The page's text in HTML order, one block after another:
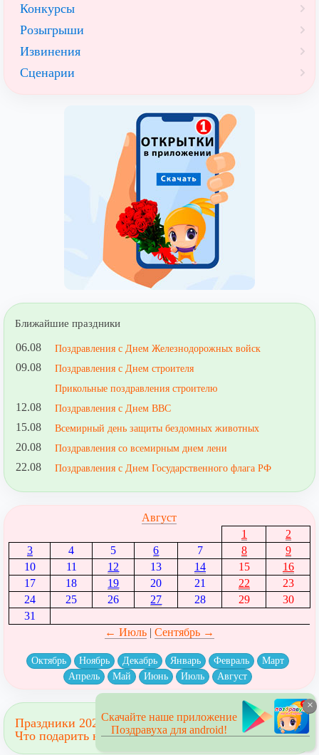
Конкурсы
Розыгрыши
Извинения
Сценарии
Ближайшие праздники
06.08 Поздравления с Днем Железнодорожных войск
09.08
Поздравления с Днем строителя
Прикольные поздравления строителю
12.08 Поздравления с Днем ВВС
15.08 Всемирный день защиты бездомных животных
20.08 Поздравления со всемирным днем лени
22.08 Поздравления с Днем Государственного флага РФ
Август
1
2
3
4 5 6 7 8
9
10
11 12 13 14 15
16
17
18 19 20 21 22
23
24
25 26 27 28 29
30
31
← Июль| Сентябрь →
Октябрь Ноябрь Декабрь Январь Февраль
Март
Апрель
Май Июнь Июль Август
Праздники 2023
Что подарить на праздник?
×
Скачайте наше приложение
Поздравуха для android!